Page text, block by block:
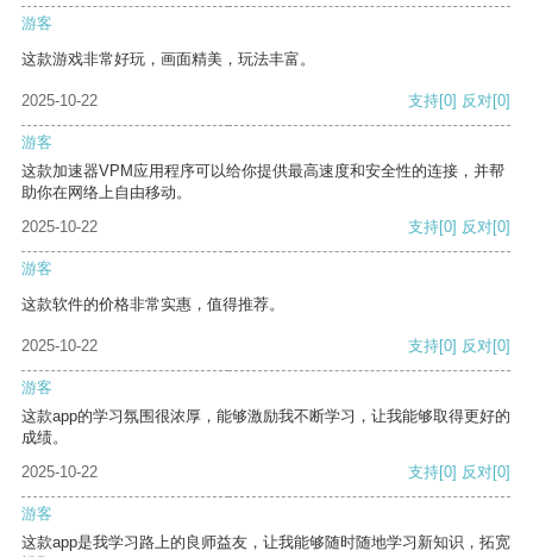
游客
这款游戏非常好玩，画面精美，玩法丰富。
2025-10-22 支持[0] 反对[0]
游客
这款加速器VPM应用程序可以给你提供最高速度和安全性的连接，并帮
助你在网络上自由移动。
2025-10-22
支持[0] 反对[0]
游客
这款软件的价格非常实惠，值得推荐。
2025-10-22 支持[0] 反对[0]
游客
这款app的学习氛围很浓厚，能够激励我不断学习，让我能够取得更好的
成绩。
2025-10-22
支持[0] 反对[0]
游客
这款app是我学习路上的良师益友，让我能够随时随地学习新知识，拓宽